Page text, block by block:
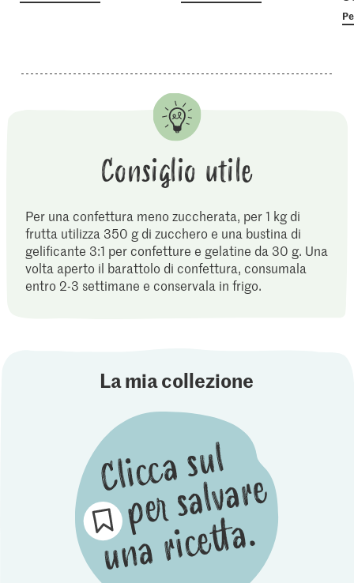
Consiglio utile
Per una confettura meno zuccherata, per 1 kg di
frutta utilizza 350 g di zucchero e una bustina di
gelificante 3:1 per confetture e gelatine da 30 g. Una
volta aperto il barattolo di confettura, consumala
entro 2-3 settimane e conservala in frigo.
La mia collezione